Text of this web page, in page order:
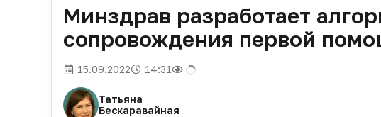
Минздрав разработает
сопровождения первой
15.09.2022 14:31
Татьяна
Бескаравайная